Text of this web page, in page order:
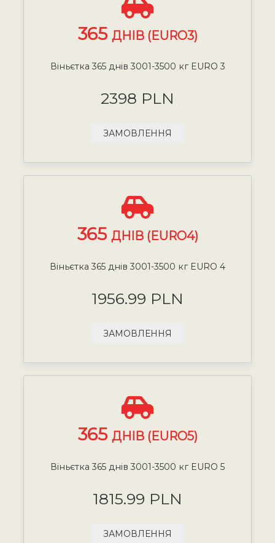
365 ДНІВ (EURO3)
Віньєтка 365 днів 3001-3500 кг EURO 3
2398 PLN
ЗАМОВЛЕННЯ
365 ДНІВ (EURO4)
Віньєтка 365 днів 3001-3500 кг EURO 4
1956.99 PLN
ЗАМОВЛЕННЯ
365 ДНІВ (EURO5)
Віньєтка 365 днів 3001-3500 кг EURO 5
1815.99 PLN
ЗАМОВЛЕННЯ